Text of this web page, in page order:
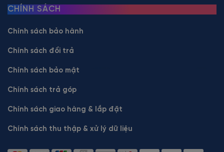
CHÍNH SÁCH
Chính sách bảo hành
Chính sách đổi trả
Chính sách bảo mật
Chính sách trả góp
Chính sách giao hàng & lắp đặt
Chính sách thu thập & xử lý dữ liệu